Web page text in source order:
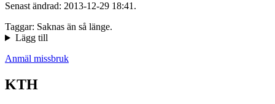
Senast ändrad: 2013-12-29 18:41.
Taggar: Saknas än så länge.
Lägg till
Anmäl missbruk
KTH